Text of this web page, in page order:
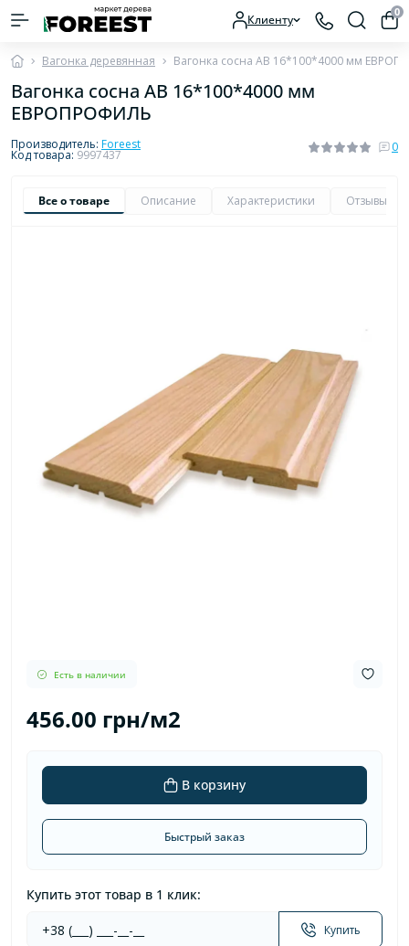
Клиенту 0
Вагонка деревянная Вагонка сосна AB 16*100*4000 мм
Вагонка сосна AB 16*100*4000 мм
ЕВРОПРОФИЛЬ
Производитель: Foreest
Код товара: 9997437
0
Все о товаре Описание Характеристики Отзывы
Есть в наличии
456.00 грн/м2
В корзину
Быстрый заказ
Купить этот товар в 1 клик:
Купить